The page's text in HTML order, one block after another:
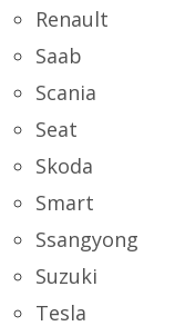
Renault
Saab
Scania
Seat
Skoda
Smart
Ssangyong
Suzuki
Tesla